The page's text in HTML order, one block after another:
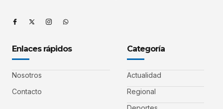
Enlaces rápidos
Nosotros
Contacto
Categoría
Actualidad
Regional